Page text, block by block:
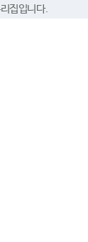
집입니다.